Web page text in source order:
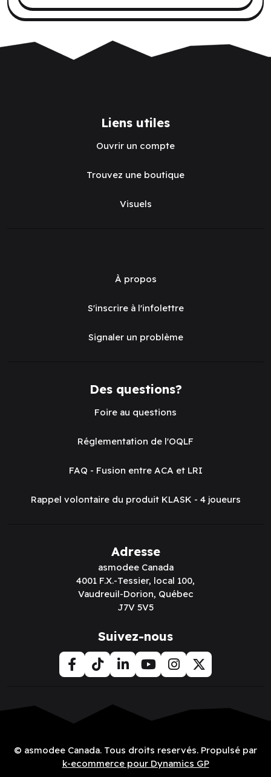
Liens utiles
Ouvrir un compte
Trouvez une boutique
Visuels
À propos
S'inscrire à l'infolettre
Signaler un problème
Des questions?
Foire au questions
Réglementation de l'OQLF
FAQ - Fusion entre ACA et LRI
Rappel volontaire du produit KLASK - 4 joueurs
Adresse
asmodee Canada
4001 F.X.-Tessier, local 100,
Vaudreuil-Dorion, Québec
J7V 5V5
Suivez-nous
© asmodee Canada. Tous droits reservés. Propulsé par
k-ecommerce pour Dynamics GP